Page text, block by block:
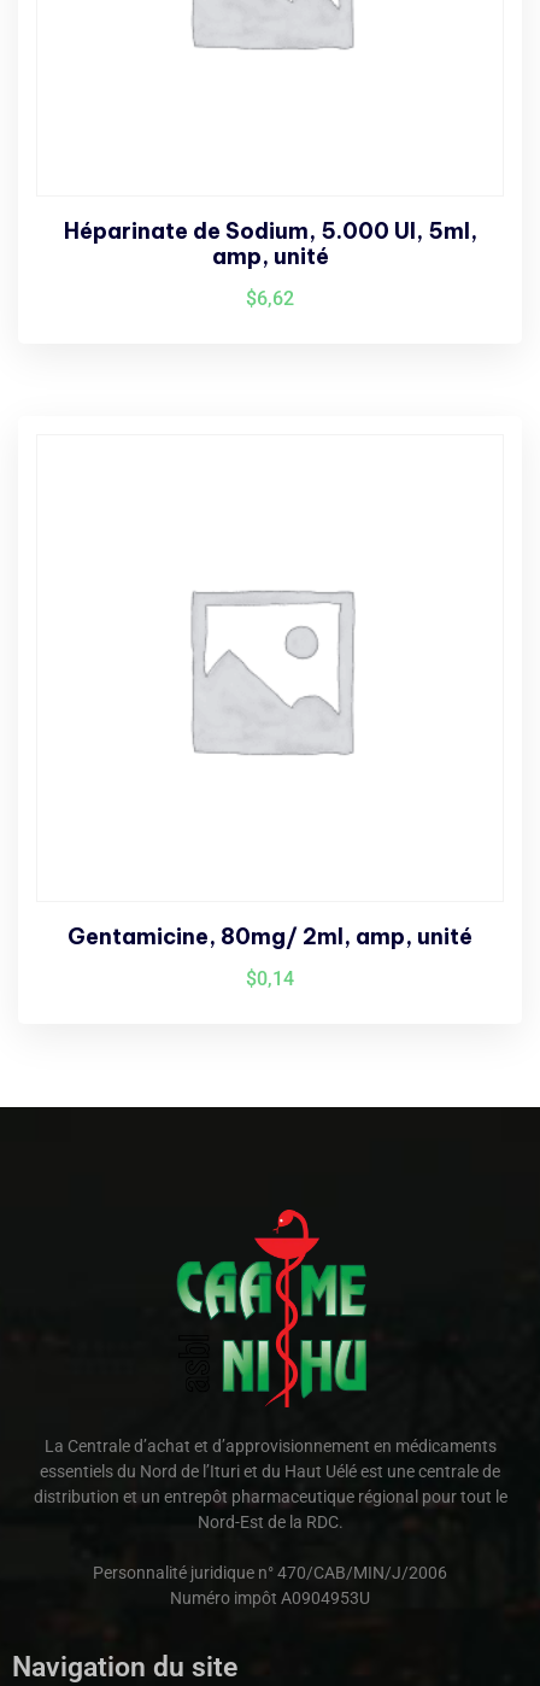
Héparinate de Sodium, 5.000 UI, 5ml,
amp, unité
$6,62
Gentamicine, 80mg/ 2ml, amp, unité
$0,14
La Centrale d’achat et d’approvisionnement en médicaments
essentiels du Nord de l’Ituri et du Haut Uélé est une centrale de
distribution et un entrepôt pharmaceutique régional pour tout le
Nord-Est de la RDC.
Personnalité juridique n° 470/CAB/MIN/J/2006
Numéro impôt A0904953U
Navigation du site